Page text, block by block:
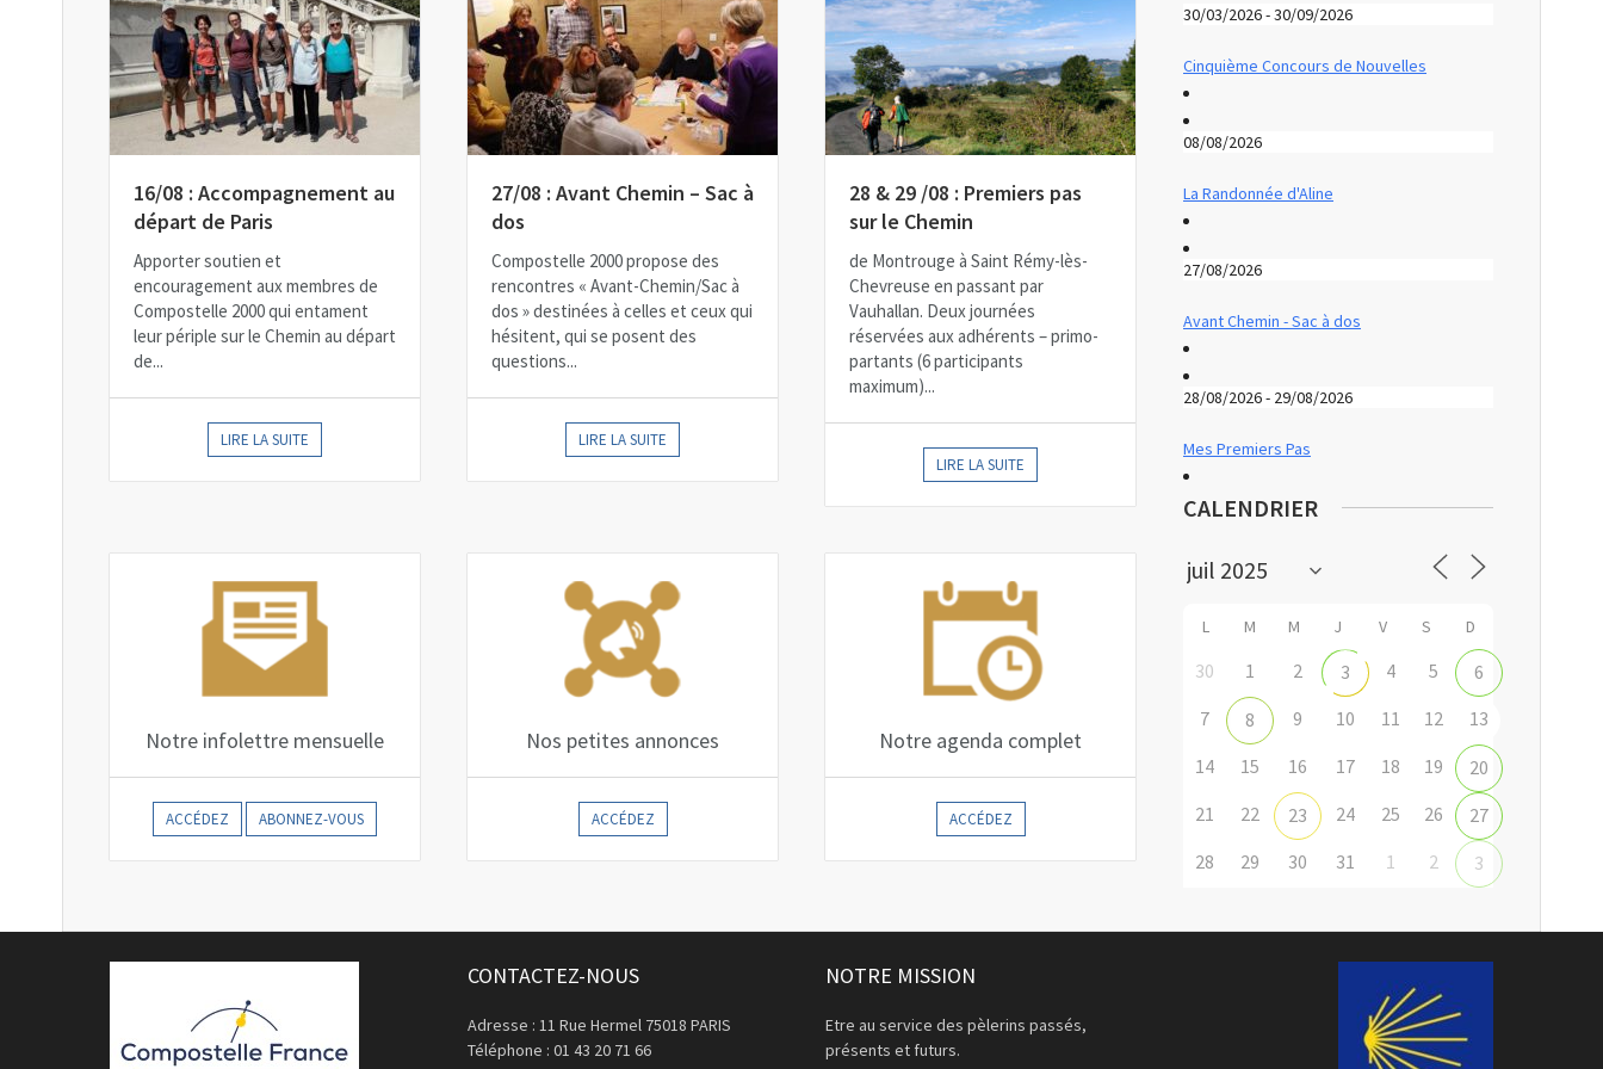
16/08 : Accompagnement au
départ de Paris
Apporter soutien et
encouragement aux membres de
Compostelle 2000 qui entament
leur périple sur le Chemin au départ
de...
LIRE LA SUITE
27/08 : Avant Chemin – Sac à
dos
Compostelle 2000 propose des
rencontres « Avant-Chemin/Sac à
dos » destinées à celles et ceux qui
hésitent, qui se posent des
questions...
LIRE LA SUITE
28 & 29 /08 : Premiers pas
sur le Chemin
de Montrouge à Saint Rémy-lès-
Chevreuse en passant par
Vauhallan. Deux journées
réservées aux adhérents – primo-
partants (6 participants
maximum)...
LIRE LA SUITE
Notre infolettre mensuelle
ACCÉDEZ ABONNEZ-VOUS
Nos petites annonces
ACCÉDEZ
Notre agenda complet
ACCÉDEZ
30/03/2026 - 30/09/2026
Cinquième Concours de Nouvelles
08/08/2026
La Randonnée d'Aline
27/08/2026
Avant Chemin - Sac à dos
28/08/2026 - 29/08/2026
Mes Premiers Pas
CALENDRIER
L M M J V S D
30 1 2 3 4 5
6
7
8 9 10 11 12
13
14
15 16 17 18 19
20
21
22 23 24 25 26
27
28
29 30 31 1 2 3
CONTACTEZ-NOUS
Adresse : 11 Rue Hermel 75018 PARIS
Téléphone : 01 43 20 71 66
NOTRE MISSION
Etre au service des pèlerins passés,
présents et futurs.